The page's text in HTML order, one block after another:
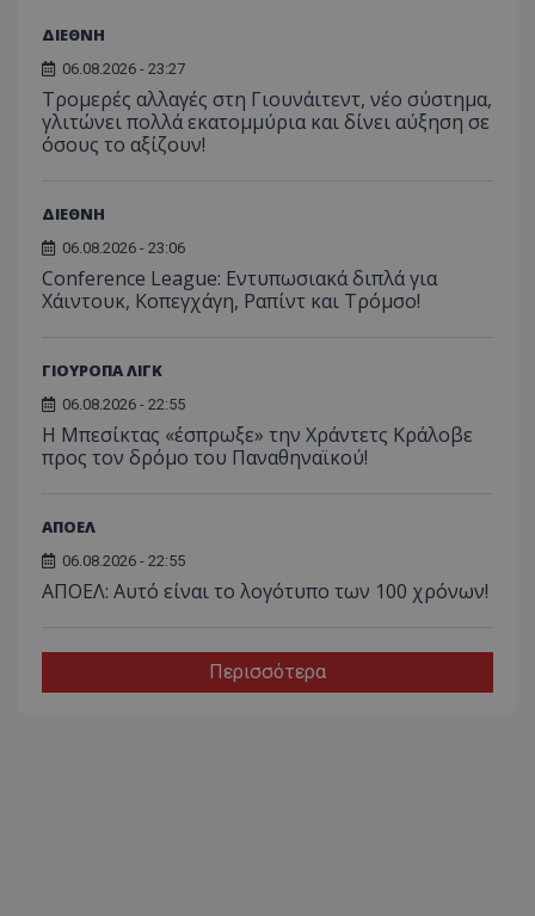
ΔΙΕΘΝΗ
06.08.2026 - 23:27
Τρομερές αλλαγές στη Γιουνάιτεντ, νέο σύστημα,
γλιτώνει πολλά εκατομμύρια και δίνει αύξηση σε
όσους το αξίζουν!
ΔΙΕΘΝΗ
06.08.2026 - 23:06
Conference League: Εντυπωσιακά διπλά για
Χάιντουκ, Κοπεγχάγη, Ραπίντ και Τρόμσο!
ΓΙΟΥΡΟΠΑ ΛΙΓΚ
06.08.2026 - 22:55
Η Μπεσίκτας «έσπρωξε» την Χράντετς Κράλοβε
προς τον δρόμο του Παναθηναϊκού!
ΑΠΟΕΛ
06.08.2026 - 22:55
ΑΠΟΕΛ: Αυτό είναι το λογότυπο των 100 χρόνων!
Περισσότερα